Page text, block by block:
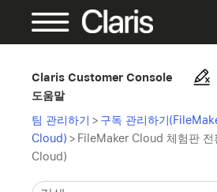
Claris Customer Console
도움말
팀 관리하기 > 구독 관리하기
Cloud) > FileMaker Cloud 체험판
Cloud)